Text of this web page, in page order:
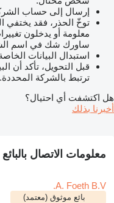
إرسال إلى حساب
توخّ الحذر، فقد يختفي
معلومة أو يدخلون
ساورك شك في اسم
استبدال البيانات
قبل التحويل، تأكد أن
ترتبط بالشركة المحددة.
هل اكتشفت أي احتيال؟
أخبرنا بذلك
معلومات الاتصال بالبائع
A. Foeth B.V.
بائع موثوق (معتمد)